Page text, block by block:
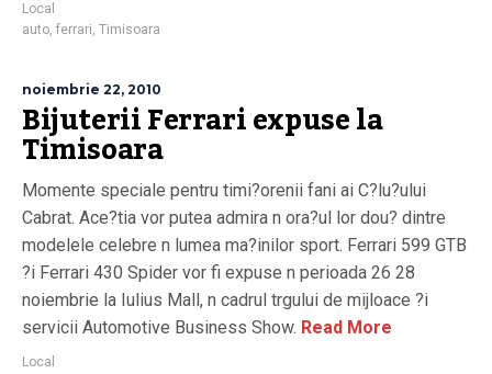
Local
auto, ferrari, Timisoara
noiembrie 22, 2010
Bijuterii Ferrari expuse la
Timisoara
Momente speciale pentru timi?orenii fani ai C?lu?ului
Cabrat. Ace?tia vor putea admira n ora?ul lor dou? dintre
modelele celebre n lumea ma?inilor sport. Ferrari 599 GTB
?i Ferrari 430 Spider vor fi expuse n perioada 26 28
noiembrie la Iulius Mall, n cadrul trgului de mijloace ?i
servicii Automotive Business Show. Read More
Local